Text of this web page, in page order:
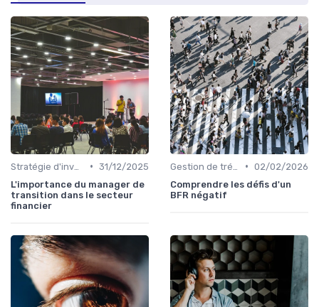
• 31/12/2025
L'importance du manager de
transition dans le secteur
financier
• 02/02/2026
Comprendre les défis d'un
BFR négatif